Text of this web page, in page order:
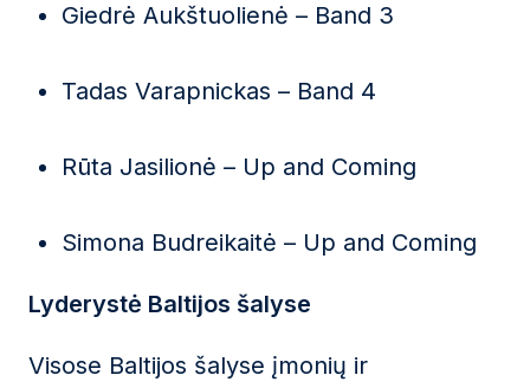
Giedrė Aukštuolienė – Band 3
Tadas Varapnickas – Band 4
Rūta Jasilionė – Up and Coming
Simona Budreikaitė – Up and Coming
Lyderystė Baltijos šalyse
Visose Baltijos šalyse įmonių ir